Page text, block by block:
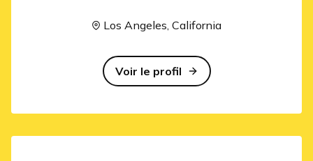
Los Angeles, California
Voir le profil